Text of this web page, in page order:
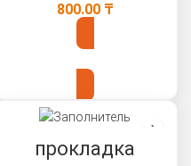
800.00 ₸
прокладка